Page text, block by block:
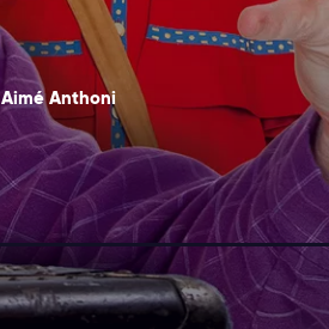
Aimé Anthoni